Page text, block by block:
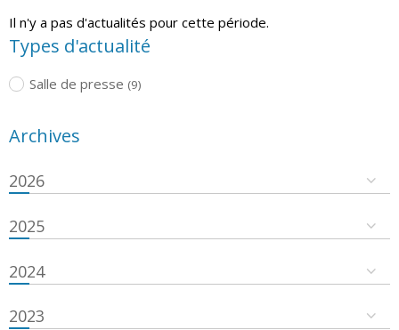
Il n'y a pas d'actualités pour cette période.
Types d'actualité
Salle de presse (9)
Archives
2026
2025
2024
2023